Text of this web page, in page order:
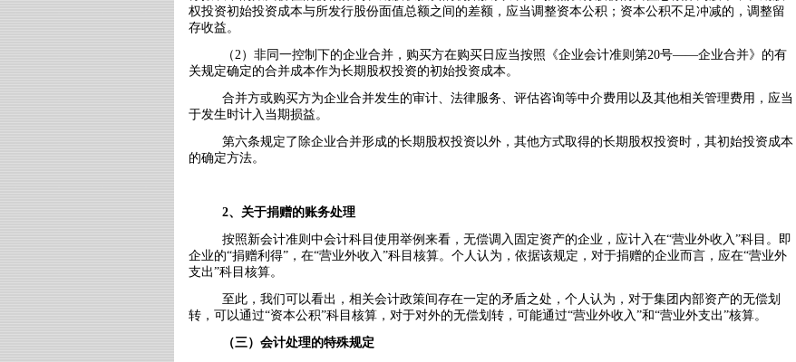
权投资初始投资成本与所发行股份面值总额之间的差额，应当调整资本公积；资本公积不足冲减的，调整留
存收益。
（2）非同一控制下的企业合并，购买方在购买日应当按照《企业会计准则第20号——企业合并》的有
关规定确定的合并成本作为长期股权投资的初始投资成本。
合并方或购买方为企业合并发生的审计、法律服务、评估咨询等中介费用以及其他相关管理费用，应当
于发生时计入当期损益。
第六条规定了除企业合并形成的长期股权投资以外，其他方式取得的长期股权投资时，其初始投资成本
的确定方法。
2、关于捐赠的账务处理
按照新会计准则中会计科目使用举例来看，无偿调入固定资产的企业，应计入在“营业外收入”科目。即
企业的“捐赠利得”，在“营业外收入”科目核算。个人认为，依据该规定，对于捐赠的企业而言，应在“营业外
支出”科目核算。
至此，我们可以看出，相关会计政策间存在一定的矛盾之处，个人认为，对于集团内部资产的无偿划
转，可以通过“资本公积”科目核算，对于对外的无偿划转，可能通过“营业外收入”和“营业外支出”核算。
（三）会计处理的特殊规定